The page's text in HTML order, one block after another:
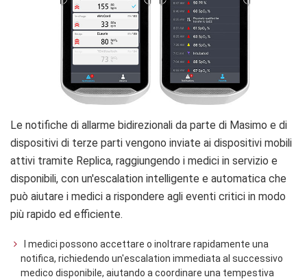
Le notifiche di allarme bidirezionali da parte di Masimo e di
dispositivi di terze parti vengono inviate ai dispositivi mobili
attivi tramite Replica, raggiungendo i medici in servizio e
disponibili, con un'escalation intelligente e automatica che
può aiutare i medici a rispondere agli eventi critici in modo
più rapido ed efficiente.
I medici possono accettare o inoltrare rapidamente una
notifica, richiedendo un'escalation immediata al successivo
medico disponibile, aiutando a coordinare una tempestiva